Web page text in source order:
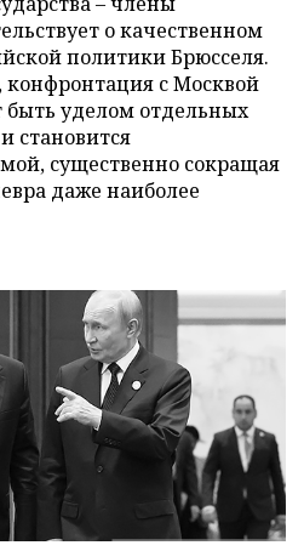
о качественном
политики Брюсселя.
с Москвой
быть уделом отдельных
становится
существенно сокращая
даже наиболее